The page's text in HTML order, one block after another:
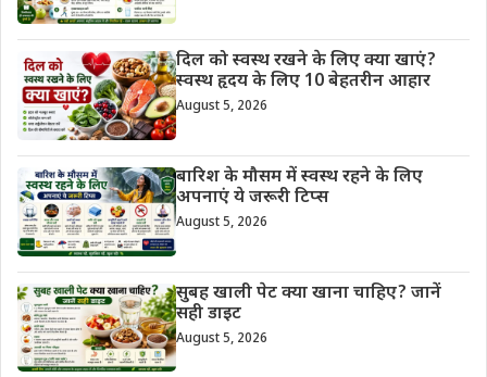
दिल को स्वस्थ रखने के लिए क्या खाएं?
स्वस्थ हृदय के लिए 10 बेहतरीन आहार
August 5, 2026
बारिश के मौसम में स्वस्थ रहने के लिए
अपनाएं ये जरूरी टिप्स
August 5, 2026
सुबह खाली पेट क्या खाना चाहिए? जानें
सही डाइट
August 5, 2026